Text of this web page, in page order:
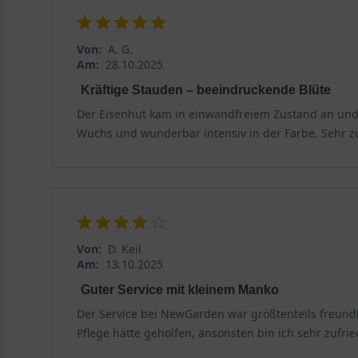
Nachdem wir den Eisenhut porträtiert haben,
gesunde Entwicklung und üppige Blüte.
Standort und Boden
Um die volle Pracht des Eisenhuts Aconitum
berücksichtigt werden sollten. Ein optimaler
Der Eisenhut Aconitum anthora bevorzugt einen
Energie für die Bildung der hellgelben Blüten zu
lockerer ausfallen und die Blüte weniger üppig sein,
hier Luftzirkulation gewährleistet ist und sich keine
geschützter, aber sonniger Bereich ist daher
Bodenansprüche
Von: A. G.
Am: 28.10.2025
Kräftige Stauden – beeindruckende Blüte
Der Eisenhut kam in einwandfreiem Zustand an
Wuchs und wunderbar intensiv in der Farbe. Sehr
Von: D. Keil
Am: 13.10.2025
Guter Service mit kleinem Manko
Der Service bei NewGarden war größtenteils
Pflege hätte geholfen, ansonsten bin ich sehr